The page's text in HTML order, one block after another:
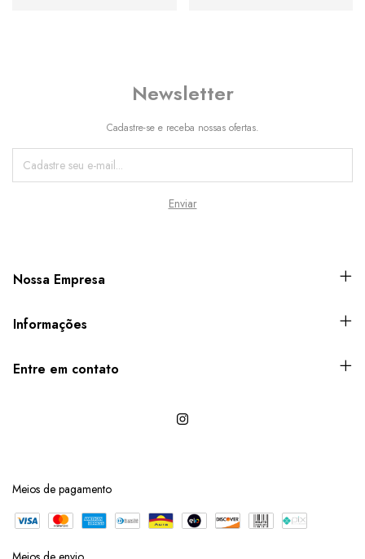
Newsletter
Cadastre-se e receba nossas ofertas.
Nossa Empresa
Informações
Entre em contato
Meios de pagamento